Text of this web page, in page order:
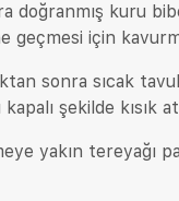
doğranmış kuru
geçmesi için
sonra sıcak
şekilde kısık
yakın tereyağı